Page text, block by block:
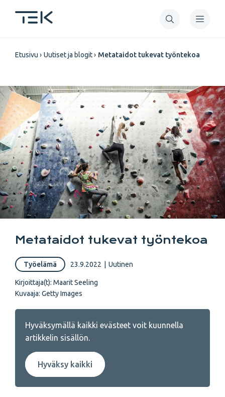
pääsisältöön
Murupolku
Etusivu Uutiset ja blogit Metataidot tukevat työntekoa
Metataidot tukevat työntekoa
Työelämä 23.9.2022 Uutinen
Kirjoittaja(t): Maarit Seeling
Kuvaaja: Getty Images
Hyväksymällä kaikki evästeet voit kuunnella
artikkelin sisällön.
Hyväksy kaikki